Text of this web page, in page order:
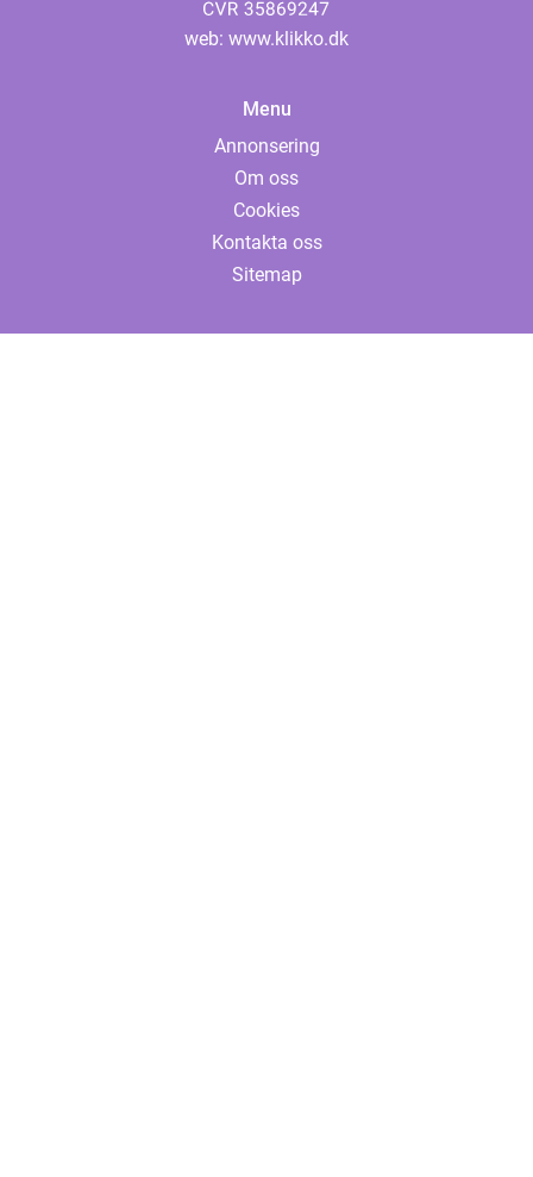
web: www.klikko.dk
Menu
Annonsering
Om oss
Cookies
Kontakta oss
Sitemap